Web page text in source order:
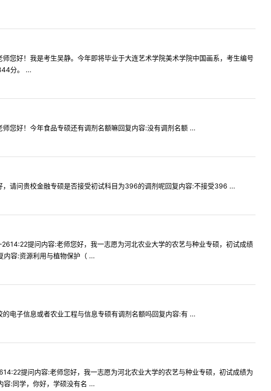
好！我是考生吴静。今年即将毕业于大连艺术学院美术学院中国画系，考生编号
分。 ...
您好！今年食品专硕还有调剂名额嘛回复内容:没有调剂名额 ...
请问贵校金融专硕是否接受初试科目为396的调剂呢回复内容:不接受396 ...
提问内容:老师您好，我一志愿为河北农业大学的农艺与种业专硕，初试成绩
内容:资源利用与植物保护（ ...
电子信息或者农业工程与信息专硕有调剂名额吗回复内容:有 ...
提问内容:老师您好，我一志愿为河北农业大学的农艺与种业专硕，初试成绩为
容:同学，你好，学硕没有名 ...